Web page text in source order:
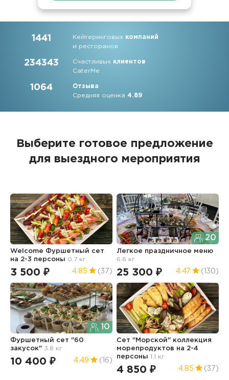
1441 Кейтеринговых компаний
и ресторанов
234343 Счастливых клиентов
CaterMe
1064
Отзыва
Средняя оценка4.89
Выберите готовое предложение
для выездного мероприятия
Welcome Фуршетный сет
на 2-3 персоны 0.7 кг
3 500 ₽ 4.85 (37)
20
Легкое праздничное меню
6.6 кг
25 300 ₽ 4.47 (130)
10
Фуршетный сет "60
закусок" 3.8 кг
10 400 ₽ 4.49 (16)
Сет "Морской" коллекция
морепродуктов на 2-4
персоны1.1 кг
4 850 ₽ 4.85 (37)